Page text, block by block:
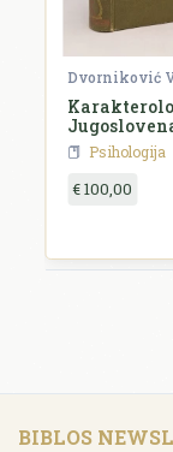
Dvorniković
Psihologija
€ 100,00
BIBLOS